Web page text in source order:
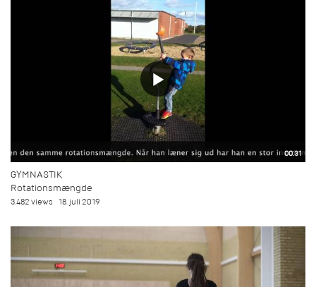
00:31
GYMNASTIK
Rotationsmængde
3.482 views 18. juli 2019